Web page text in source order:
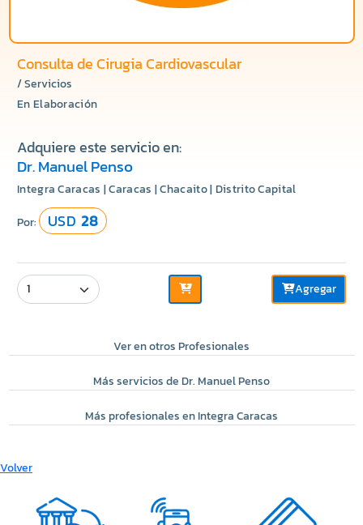
Consulta de Cirugia Cardiovascular
/ Servicios
En Elaboración
Adquiere este servicio en:
Dr. Manuel Penso
Integra Caracas | Caracas | Chacaito | Distrito Capital
Por: USD28
Agregar
Ver en otros Profesionales
Más servicios de Dr. Manuel Penso
Más profesionales en Integra Caracas
Volver